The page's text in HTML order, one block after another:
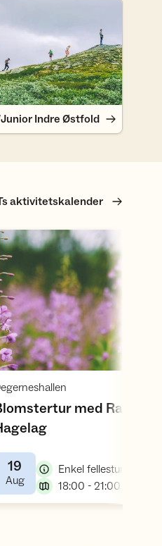
Indre Østfold
Indre Østfold
aktivitetskalender
Åpne
med
,
19
Aug,
Enkel fellestur
18:00 - 21:00